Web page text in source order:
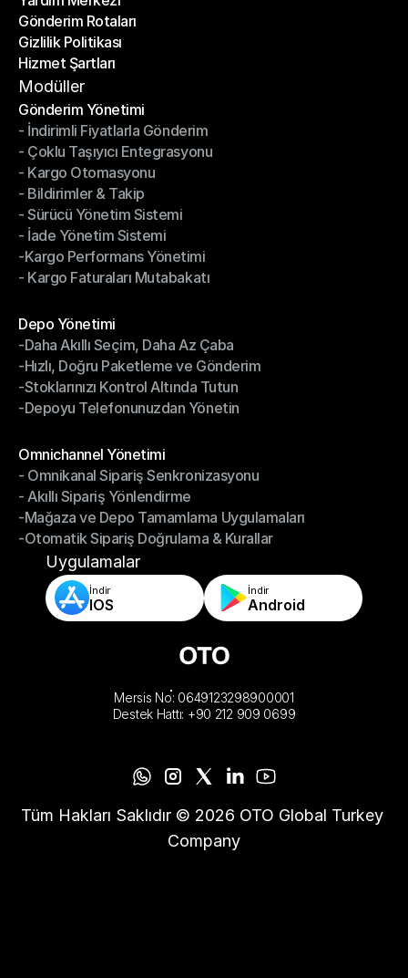
Yardım Merkezi
Gönderim Rotaları
Gönderim Rotaları
Gizlilik Politikası
Gizlilik Politikası
Hizmet Şartları
Hizmet Şartları
Modüller
Gönderim Yönetimi
Gönderim Yönetimi
- İndirimli Fiyatlarla Gönderim
- İndirimli Fiyatlarla Gönderim
- Çoklu Taşıyıcı Entegrasyonu
- Çoklu Taşıyıcı Entegrasyonu
- Kargo Otomasyonu
- Kargo Otomasyonu
- Bildirimler & Takip
- Bildirimler & Takip
- Sürücü Yönetim Sistemi
- Sürücü Yönetim Sistemi
- İade Yönetim Sistemi
- İade Yönetim Sistemi
-Kargo Performans Yönetimi
-Kargo Performans Yönetimi
- Kargo Faturaları Mutabakatı
Depo Yönetimi
Depo Yönetimi
-Daha Akıllı Seçim, Daha Az Çaba
-Daha Akıllı Seçim, Daha Az Çaba
-Hızlı, Doğru Paketleme ve Gönderim
-Hızlı, Doğru Paketleme ve Gönderim
-Stoklarınızı Kontrol Altında Tutun
-Stoklarınızı Kontrol Altında Tutun
-Depoyu Telefonunuzdan Yönetin
Omnichannel Yönetimi
Omnichannel Yönetimi
- Omnikanal Sipariş Senkronizasyonu
- Omnikanal Sipariş Senkronizasyonu
- Akıllı Sipariş Yönlendirme
- Akıllı Sipariş Yönlendirme
-Mağaza ve Depo Tamamlama Uygulamaları
-Mağaza ve Depo Tamamlama Uygulamaları
-Otomatik Sipariş Doğrulama & Kurallar
-Otomatik Sipariş Doğrulama & Kurallar
Uygulamalar
İndir
IOS
İndir
Android
Mersis No: 0649123298900001
Destek Hattı: +90 212 909 0699
Tüm Hakları Saklıdır © 2026 OTO Global Turkey
Company